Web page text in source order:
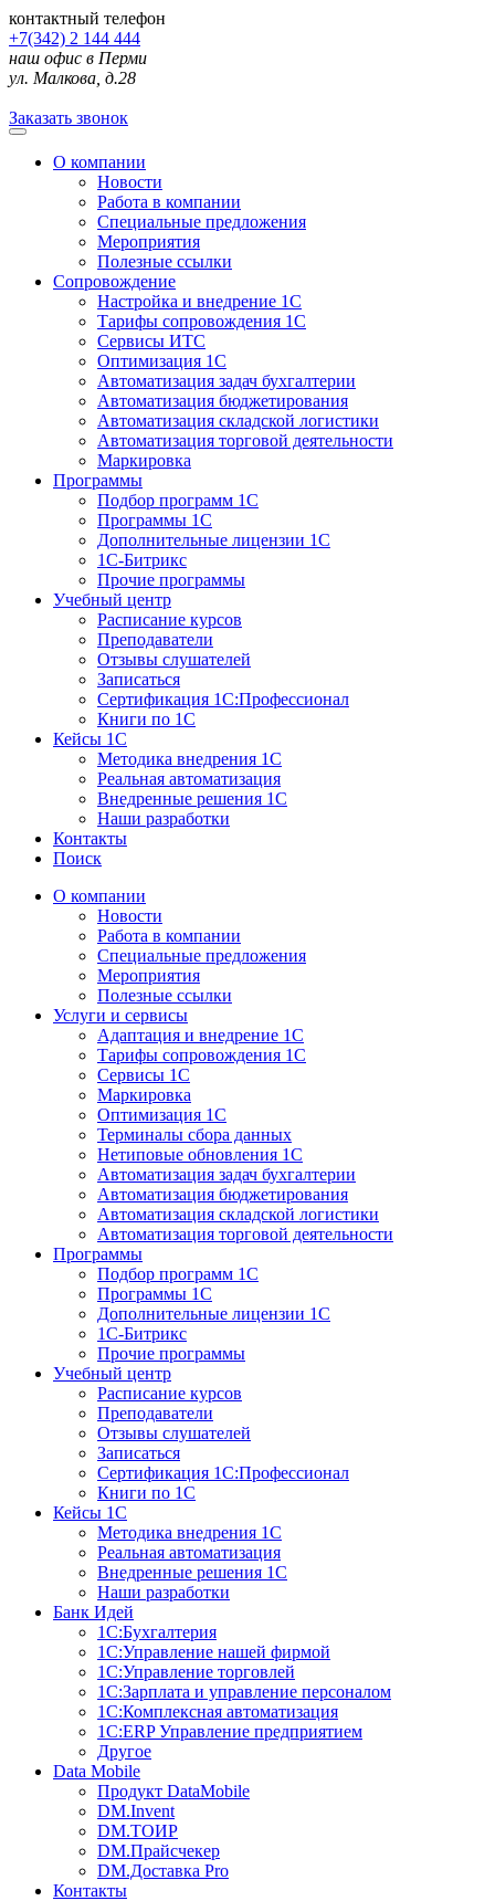
контактный телефон
+7(342) 2 144 444
наш офис в Перми
ул. Малкова, д.28
Заказать звонок
О компании
Новости
Работа в компании
Специальные предложения
Мероприятия
Полезные ссылки
Сопровождение
Настройка и внедрение 1С
Тарифы сопровождения 1С
Сервисы ИТС
Оптимизация 1С
Автоматизация задач бухгалтерии
Автоматизация бюджетирования
Автоматизация складской логистики
Автоматизация торговой деятельности
Маркировка
Программы
Подбор программ 1С
Программы 1С
Дополнительные лицензии 1С
1С-Битрикс
Прочие программы
Учебный центр
Расписание курсов
Преподаватели
Отзывы слушателей
Записаться
Сертификация 1С:Профессионал
Книги по 1С
Кейсы 1С
Методика внедрения 1С
Реальная автоматизация
Внедренные решения 1С
Наши разработки
Контакты
Поиск
О компании
Новости
Работа в компании
Специальные предложения
Мероприятия
Полезные ссылки
Услуги и сервисы
Адаптация и внедрение 1С
Тарифы сопровождения 1С
Сервисы 1С
Маркировка
Оптимизация 1С
Терминалы сбора данных
Нетиповые обновления 1С
Автоматизация задач бухгалтерии
Автоматизация бюджетирования
Автоматизация складской логистики
Автоматизация торговой деятельности
Программы
Подбор программ 1С
Программы 1С
Дополнительные лицензии 1С
1С-Битрикс
Прочие программы
Учебный центр
Расписание курсов
Преподаватели
Отзывы слушателей
Записаться
Сертификация 1С:Профессионал
Книги по 1С
Кейсы 1С
Методика внедрения 1С
Реальная автоматизация
Внедренные решения 1С
Наши разработки
Банк Идей
1С:Бухгалтерия
1С:Управление нашей фирмой
1С:Управление торговлей
1С:Зарплата и управление персоналом
1С:Комплексная автоматизация
1С:ERP Управление предприятием
Другое
Data Mobile
Продукт DataMobile
DM.Invent
DM.ТОИР
DM.Прайсчекер
DM.Доставка Pro
Контакты